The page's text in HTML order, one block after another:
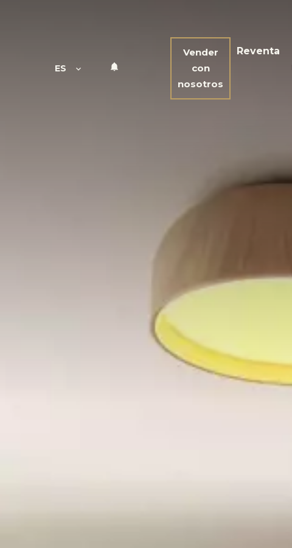
ES
Vender
con
nosotros
Reventa